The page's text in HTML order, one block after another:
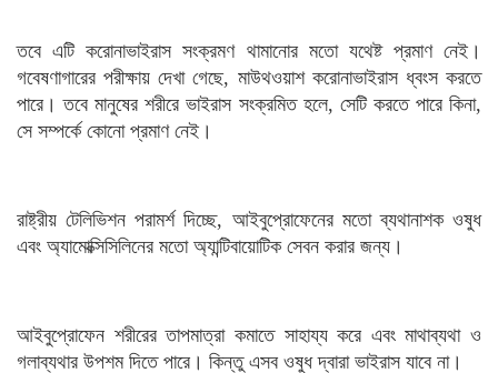
তবে এটি করোনাভাইরাস সংক্রমণ থামানোর মতো যথেষ্ট প্রমাণ নেই।
গবেষণাগারের পরীক্ষায় দেখা গেছে, মাউথওয়াশ করোনাভাইরাস ধ্বংস করতে
পারে। তবে মানুষের শরীরে ভাইরাস সংক্রমিত হলে, সেটি করতে পারে কিনা,
সে সম্পর্কে কোনো প্রমাণ নেই।
রাষ্ট্রীয় টেলিভিশন পরামর্শ দিচ্ছে, আইবুপ্রোফেনের মতো ব্যথানাশক ওষুধ
এবং অ্যামোক্সিসিলিনের মতো অ্যান্টিবায়োটিক সেবন করার জন্য।
আইবুপ্রোফেন শরীরের তাপমাত্রা কমাতে সাহায্য করে এবং মাথাব্যথা ও
গলাব্যথার উপশম দিতে পারে। কিন্তু এসব ওষুধ দ্বারা ভাইরাস যাবে না।